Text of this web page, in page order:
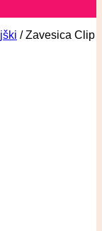
/Zavesica Clip